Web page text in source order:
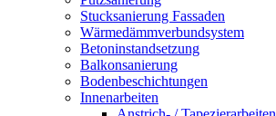
Stucksanierung Fassaden
Wärmedämmverbundsystem
Betoninstandsetzung
Balkonsanierung
Bodenbeschichtungen
Innenarbeiten